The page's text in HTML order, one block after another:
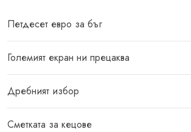
Петдесет евро за бъг
Големият екран ни прецаква
Дребният избор
Сметката за кецове